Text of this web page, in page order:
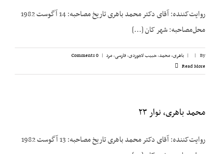
روایت‌کننده: آقای دکتر محمد باهری تاریخ مصاحبه: 14 آگوست 1982
محل‌مصاحبه: شهر کان [...]
By
|
| باهری، محمد,حبیب لاجوردی,فارسی,مرد |
0 Comments
Read More
محمد باهری،‌ نوار ۲۳
روایت‌کننده: آقای دکتر محمد باهری تاریخ مصاحبه: 13 آگوست 1982